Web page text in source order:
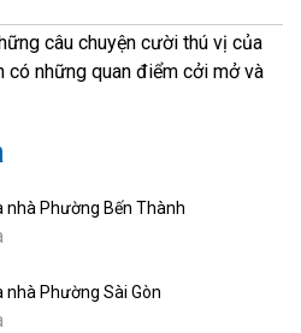
câu chuyện cười thú vị của
những quan điểm cởi mở và
nhà Phường Bến Thành
nhà Phường Sài Gòn